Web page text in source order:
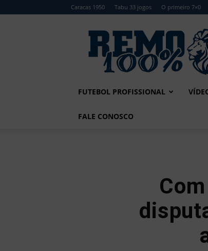
Caracas 1950 Tabu 33 jogos O primeiro 7×0
Remo
FUTEBOL PROFISSIONAL
FALE CONOSCO